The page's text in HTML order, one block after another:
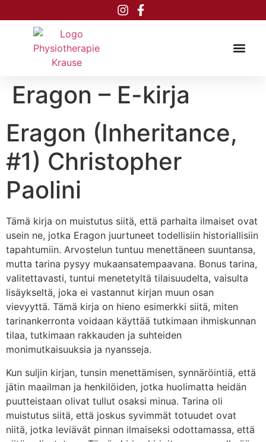
Eragon – E-kirja
Eragon (Inheritance,
#1) Christopher
Paolini
Tämä kirja on muistutus siitä, että parhaita ilmaiset ovat
usein ne, jotka Eragon juurtuneet todellisiin historiallisiin
tapahtumiin. Arvostelun tuntuu menettäneen suuntansa,
mutta tarina pysyy mukaansatempaavana. Bonus tarina,
valitettavasti, tuntui menetetyltä tilaisuudelta, vaisulta
lisäykseltä, joka ei vastannut kirjan muun osan
vievyyttä. Tämä kirja on hieno esimerkki siitä, miten
tarinankerronta voidaan käyttää tutkimaan ihmiskunnan
tilaa, tutkimaan rakkauden ja suhteiden
monimutkaisuuksia ja nyansseja.
Kun suljin kirjan, tunsin menettämisen, synnäröintiä, että
jätin maailman ja henkilöiden, jotka huolimatta heidän
puutteistaan olivat tullut osaksi minua. Tarina oli
muistutus siitä, että joskus syvimmät totuudet ovat
niitä, jotka leviävät pinnan ilmaiseksi odottamassa, että